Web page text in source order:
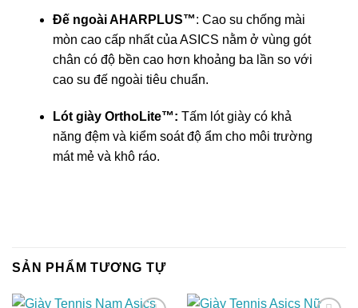
Đế ngoài AHARPLUS™: Cao su chống mài
mòn cao cấp nhất của ASICS nằm ở vùng gót
chân có độ bền cao hơn khoảng ba lần so với
cao su đế ngoài tiêu chuẩn.
Lót giày OrthoLite™: Tấm lót giày có khả
năng đệm và kiểm soát độ ẩm cho môi trường
mát mẻ và khô ráo.
SẢN PHẨM TƯƠNG TỰ